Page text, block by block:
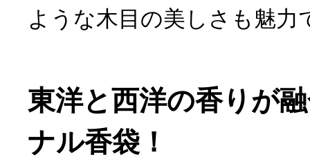
ような木目の美しさも魅力
東洋と西洋の香りが
ナル香袋！